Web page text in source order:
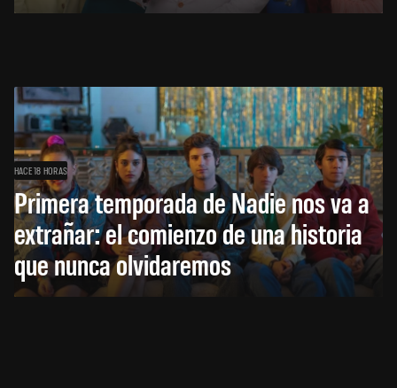
HACE 18 HORAS
Primera temporada de Nadie nos va a
extrañar: el comienzo de una historia
que nunca olvidaremos